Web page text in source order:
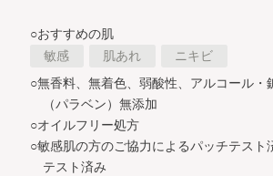
○おすすめの肌
敏感
肌あれ
ニキビ
○無香料、無着色、弱酸性、アルコール・
（パラベン）無添加
○オイルフリー処方
○敏感肌の方のご協力によるパッチテスト
テスト済み